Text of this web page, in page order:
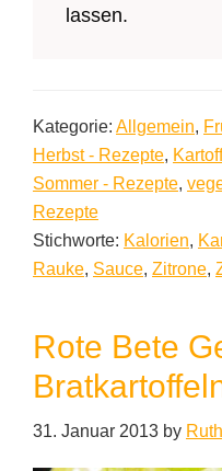
lassen.
Kategorie: Allgemein,
Herbst - Rezepte,
Sommer - Rezepte,
Rezepte
Stichworte: Kalorien,
Rauke, Sauce, Zitrone,
Rote Bete
31. Januar 2013 by Ruth